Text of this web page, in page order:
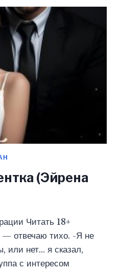
(Эйрена
Читать 18+
— отвечаю тихо. -Я не
или нет… я сказал,
с интересом